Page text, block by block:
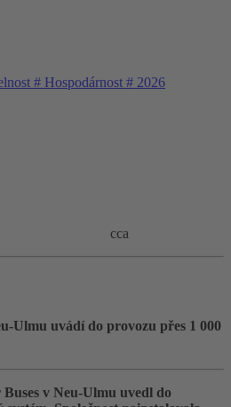
# Hospodárnost # 2026
cca
Ulmu uvádí do provozu přes 1 000
v Neu-Ulmu uvedl do